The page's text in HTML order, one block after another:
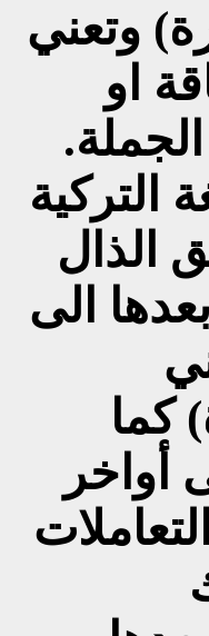
وتعني
او
التركية
الذال
الى
كما
أواخر